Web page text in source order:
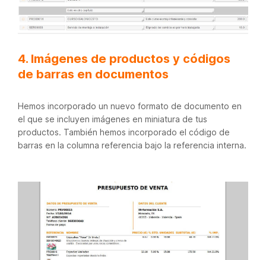
4. Imágenes de productos y códigos
de barras en documentos
Hemos incorporado un nuevo formato de documento en
el que se incluyen imágenes en miniatura de tus
productos. También hemos incorporado el código de
barras en la columna referencia bajo la referencia interna.